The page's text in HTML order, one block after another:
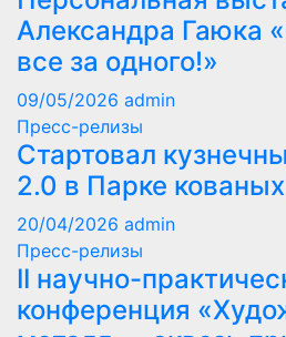
Александра Гаюка
все за одного!»
09/05/2026 admin
Пресс-релизы
Стартовал
2.0 в Парке
20/04/2026 admin
Пресс-релизы
II научно-
конференция